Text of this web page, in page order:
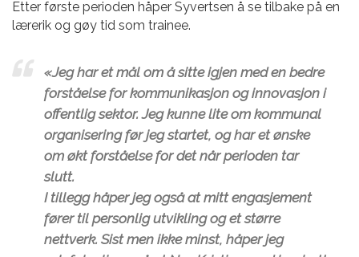
Etter første perioden håper Syvertsen å se tilbake på en
lærerik og gøy tid som trainee.
«Jeg har et mål om å sitte igjen med en bedre
forståelse for kommunikasjon og innovasjon i
offentlig sektor. Jeg kunne lite om kommunal
organisering før jeg startet, og har et ønske
om økt forståelse for det når perioden tar
slutt.
I tillegg håper jeg også at mitt engasjement
fører til personlig utvikling og et større
nettverk. Sist men ikke minst, håper jeg